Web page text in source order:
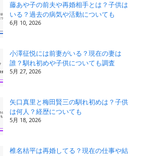
藤あや子の前夫や再婚相手とは？子供は
いる？過去の病気や活動についても
6月 10, 2026
小澤征悦には前妻がいる？現在の妻は
誰？馴れ初めや子供についても調査
5月 27, 2026
矢口真里と梅田賢三の馴れ初めは？子供
は何人？経歴についても
5月 18, 2026
椎名桔平は再婚してる？現在の仕事や結